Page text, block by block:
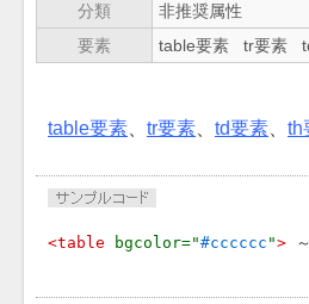
分類
非推奨属性
要素
table要素 tr要素
table要素 tr要素 td要素 th
<table bgcolor="#cccccc ">